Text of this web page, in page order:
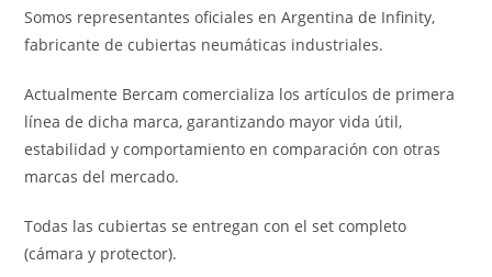
Somos representantes oficiales en Argentina de Infinity,
fabricante de cubiertas neumáticas industriales.
Actualmente Bercam comercializa los artículos de primera
línea de dicha marca, garantizando mayor vida útil,
estabilidad y comportamiento en comparación con otras
marcas del mercado.
Todas las cubiertas se entregan con el set completo
(cámara y protector).